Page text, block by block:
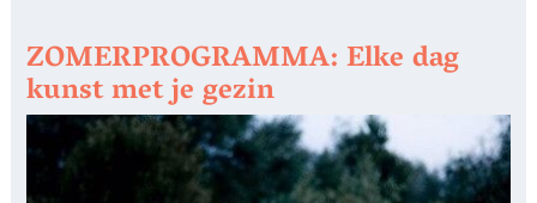
ZOMERPROGRAMMA: Elke dag
kunst met je gezin